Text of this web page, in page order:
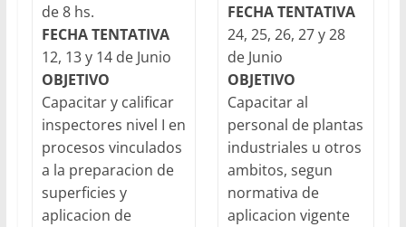
de 8 hs.
FECHA TENTATIVA
12, 13 y 14 de Junio
OBJETIVO
Capacitar y calificar
inspectores nivel I en
procesos vinculados
a la preparacion de
superficies y
aplicacion de
FECHA TENTATIVA
24, 25, 26, 27 y 28
de Junio
OBJETIVO
Capacitar al
personal de plantas
industriales u otros
ambitos, segun
normativa de
aplicacion vigente